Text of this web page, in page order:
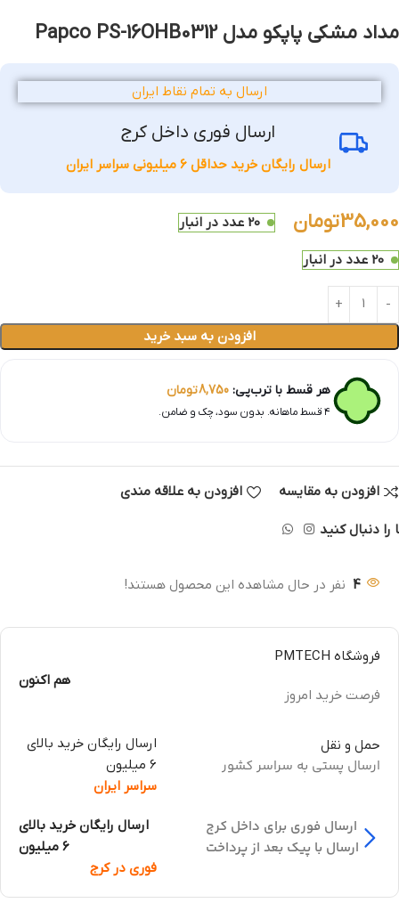
مداد مشکی پاپکو مدل Papco PS-16OHB0312
ارسال به تمام نقاط ایران
ارسال فوری داخل کرج
ارسال رایگان خرید حداقل 6 میلیونی سراسر ایران
35,000تومان 20 عدد در انبار
20 عدد در انبار
افزودن به سبد خرید
هر قسط با ترب‌پی: 8,750تومان
۴ قسط ماهانه. بدون سود، چک و ضامن.
افزودن به مقایسه افزودن به علاقه مندی
را دنبال کنید
4 نفر در حال مشاهده این محصول هستند!
فروشگاه PMTECH
فرصت خرید امروز
هم اکنون
حمل و نقل
ارسال پستی به سراسر کشور
ارسال رایگان خرید بالای
6 میلیون
سراسر ایران
ارسال فوری برای داخل کرج
ارسال با پیک بعد از پرداخت
ارسال رایگان خرید بالای
6 میلیون
فوری در کرج